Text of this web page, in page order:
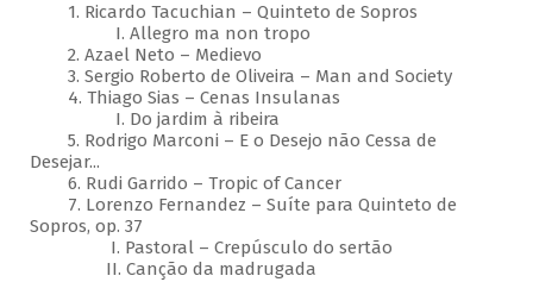
1. Ricardo Tacuchian – Quinteto de Sopros
I. Allegro ma non tropo
2. Azael Neto – Medievo
3. Sergio Roberto de Oliveira – Man and Society
4. Thiago Sias – Cenas Insulanas
I. Do jardim à ribeira
5. Rodrigo Marconi – E o Desejo não Cessa de
Desejar...
6. Rudi Garrido – Tropic of Cancer
7. Lorenzo Fernandez – Suíte para Quinteto de
Sopros, op. 37
I. Pastoral – Crepúsculo do sertão
II. Canção da madrugada